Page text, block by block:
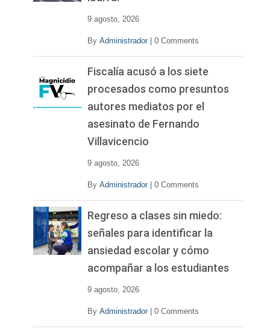
9 agosto, 2026
By Administrador 0 Comments
Fiscalía acusó a los siete
procesados como presuntos
autores mediatos por el
asesinato de Fernando
Villavicencio
9 agosto, 2026
By Administrador 0 Comments
Regreso a clases sin miedo:
señales para identificar la
ansiedad escolar y cómo
acompañar a los estudiantes
9 agosto, 2026
By Administrador 0 Comments